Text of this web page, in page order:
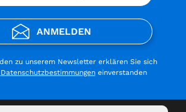
ANMELDEN
zu unserem Newsletter erklären Sie sich
Datenschutzbestimmungeneinverstanden